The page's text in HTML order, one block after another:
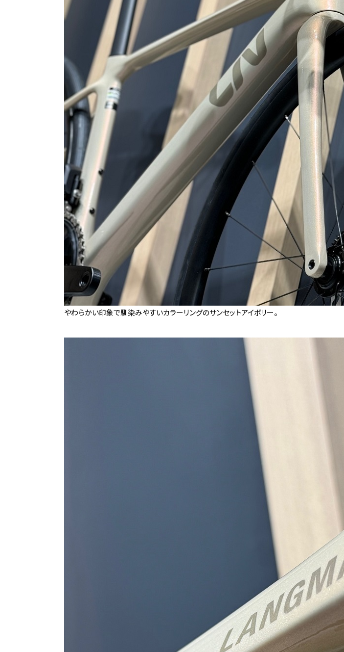
やわらかい印象で馴染みやすいカラーリングのサンセットアイボリー。